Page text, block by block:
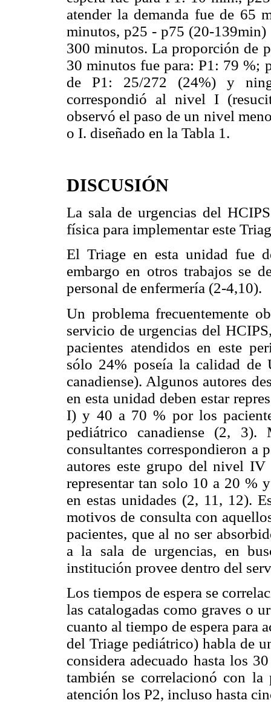
atender la demanda fue de 65
minutos, p25 - p75 (20-
300 minutos. La proporción de
30 minutos fue para: P1: 79 %;
de P1: 25/272 (24%) y
correspondió al nivel I
observó el paso de un nivel
o I. diseñado en la Tabla 1.
DISCUSIÓN
La sala de urgencias del
física para implementar este
El Triage en esta unidad fue
embargo en otros trabajos se
personal de enfermería (2-4,10).
Un problema frecuentemente
servicio de urgencias del
pacientes atendidos en este
sólo 24% poseía la calidad
canadiense). Algunos autores
en esta unidad deben estar
I) y 40 a 70 % por los
pediátrico canadiense (2,
consultantes correspondieron a
autores este grupo del nivel
representar tan solo 10 a 20 %
en estas unidades (2, 11, 12).
motivos de consulta con
pacientes, que al no ser
a la sala de urgencias, en
institución provee dentro del
Los tiempos de espera se
las catalogadas como graves o
cuanto al tiempo de espera para
del Triage pediátrico) habla de
considera adecuado hasta los
también se correlacionó con la
atención los P2, incluso hasta